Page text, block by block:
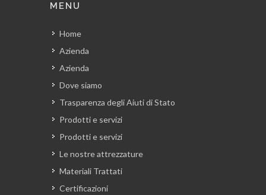
MENU
Home
Azienda
Azienda
Dove siamo
Trasparenza degli Aiuti di Stato
Prodotti e servizi
Prodotti e servizi
Le nostre attrezzature
Materiali Trattati
Certificazioni